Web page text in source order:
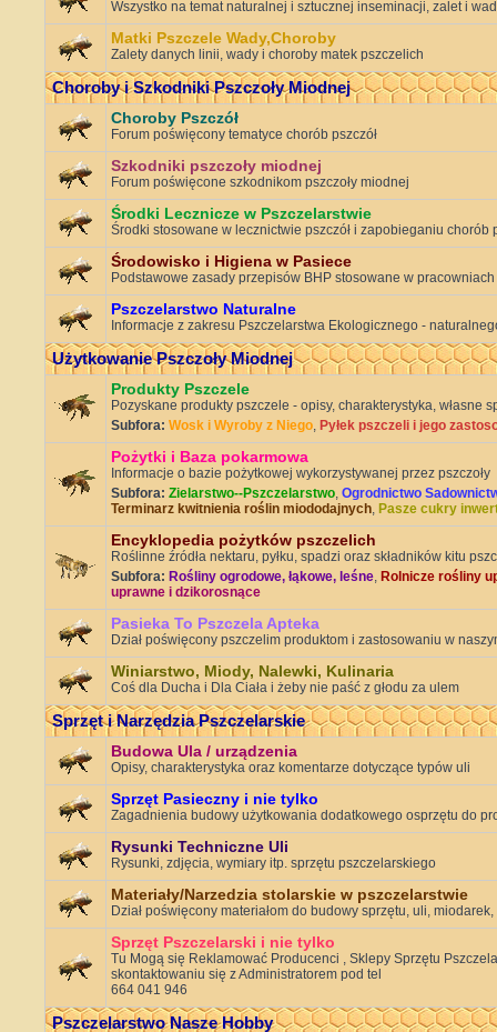
Wszystko na temat naturalnej i sztucznej inseminacji, zalet i
Matki Pszczele Wady,Choroby
Zalety danych linii, wady i choroby matek pszczelich
Choroby i Szkodniki Pszczoły Miodnej
Choroby Pszczół
Forum poświęcony tematyce chorób pszczół
Szkodniki pszczoły miodnej
Forum poświęcone szkodnikom pszczoły miodnej
Środki Lecznicze w Pszczelarstwie
Środki stosowane w lecznictwie pszczół i zapobieganiu chorób
Środowisko i Higiena w Pasiece
Podstawowe zasady przepisów BHP stosowane w
Pszczelarstwo Naturalne
Informacje z zakresu Pszczelarstwa Ekologicznego -
Użytkowanie Pszczoły Miodnej
Produkty Pszczele
Pozyskane produkty pszczele - opisy, charakterystyka, własne
Subfora: Wosk i Wyroby z Niego, Pyłek pszczeli i jego
Pożytki i Baza pokarmowa
Informacje o bazie pożytkowej wykorzystywanej przez pszczoły
Subfora: Zielarstwo--Pszczelarstwo, Ogrodnictwo
Terminarz kwitnienia roślin miododajnych, Pasze cukry
Encyklopedia pożytków pszczelich
Roślinne źródła nektaru, pyłku, spadzi oraz składników kitu
Subfora: Rośliny ogrodowe, łąkowe, leśne, Rolnicze rośliny
uprawne i dzikorosnące
Pasieka To Pszczela Apteka
Dział poświęcony pszczelim produktom i zastosowaniu w
Winiarstwo, Miody, Nalewki, Kulinaria
Coś dla Ducha i Dla Ciała i żeby nie paść z głodu za ulem
Sprzęt i Narzędzia Pszczelarskie
Budowa Ula / urządzenia
Opisy, charakterystyka oraz komentarze dotyczące typów uli
Sprzęt Pasieczny i nie tylko
Zagadnienia budowy użytkowania dodatkowego osprzętu do
Rysunki Techniczne Uli
Rysunki, zdjęcia, wymiary itp. sprzętu pszczelarskiego
Materiały/Narzedzia stolarskie w pszczelarstwie
Dział poświęcony materiałom do budowy sprzętu, uli,
Sprzęt Pszczelarski i nie tylko
Tu Mogą się Reklamować Producenci , Sklepy Sprzętu
skontaktowaniu się z Administratorem pod tel
664 041 946
Pszczelarstwo Nasze Hobby